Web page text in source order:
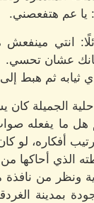
عم هتفعصني.
انتي
عشان تحسي.
ثيابه ثم هبط
الجميلة كان
ما يفعله
ترتيب أفكاره،
الذي أحاكها من
ونظر من
بمدينة